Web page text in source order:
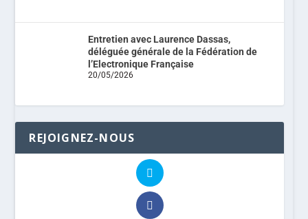
Entretien avec Laurence Dassas,
déléguée générale de la Fédération de
l’Electronique Française
20/05/2026
REJOIGNEZ-NOUS